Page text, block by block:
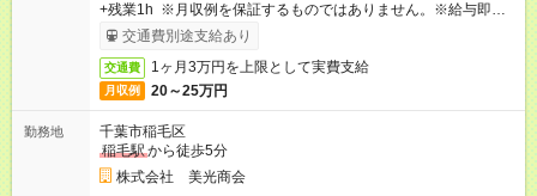
+残業1h ※月収例を保証するものではありません。※給与即受取
りサービス利用可（利用条件有）
交通費別途支給あり
交通費 1ヶ月3万円を上限として実費支給
月収例 20～25万円
勤務地
千葉市稲毛区
稲毛駅から徒歩5分
株式会社 美光商会